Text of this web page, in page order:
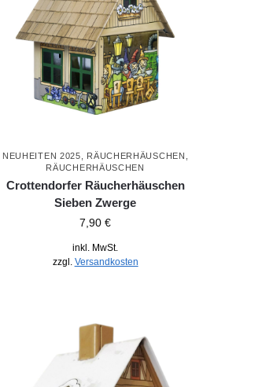
NEUHEITEN 2025 RÄUCHERHÄUSCHEN
RÄUCHERHÄUSCHEN
Crottendorfer Räucherhäuschen
Sieben Zwerge
7,90€
inkl. MwSt.
zzgl. Versandkosten